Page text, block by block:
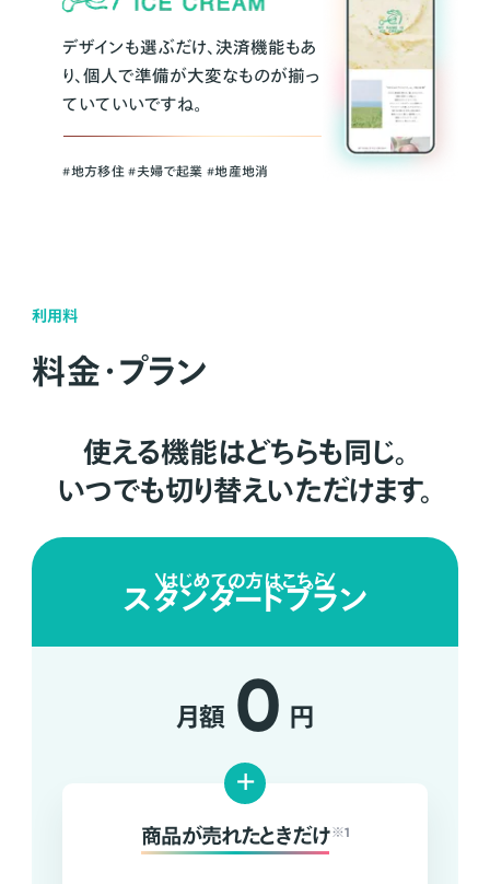
デザインも選ぶだけ、決済機能もあ
り、個人で準備が大変なものが揃っ
ていていいですね。
#地方移住 #夫婦で起業 #地産地消
利用料
料金・プラン
使える機能はどちらも同じ。
いつでも切り替えいただけます。
はじめての方はこちら
スタンダードプラン
月額 0 円
+
商品が売れたときだけ ※1